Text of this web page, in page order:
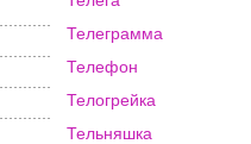
Телеграмма
Телефон
Телогрейка
Тельняшка